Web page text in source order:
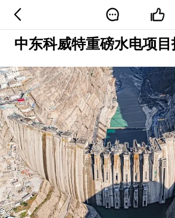
中东科威特重磅水电项